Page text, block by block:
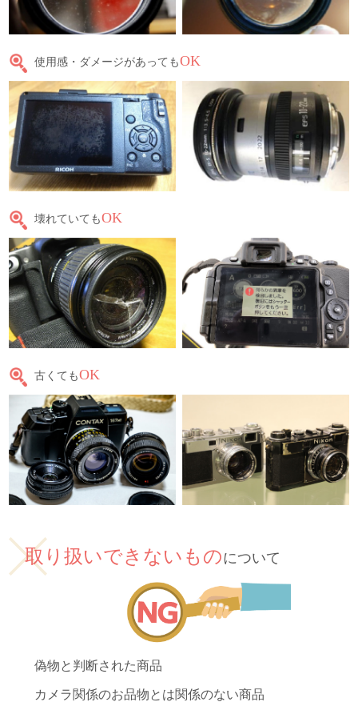
使用感・ダメージがあってもOK
壊れていてもOK
古くてもOK
取り扱いできないものについて
偽物と判断された商品
カメラ関係のお品物とは関係のない商品